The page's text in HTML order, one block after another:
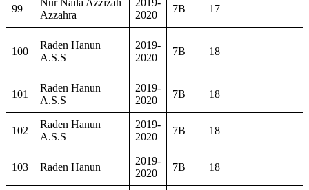
99
Azzahra
2020
7B 17
100
Raden Hanun
A.S.S
2019-
2020
7B 18
101
Raden Hanun
A.S.S
2019-
2020
7B 18
102
Raden Hanun
A.S.S
2019-
2020
7B 18
103 Raden Hanun
2019-
2020
7B 18